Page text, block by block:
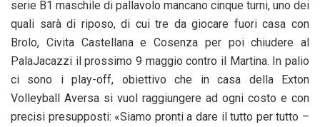
serie B1 maschile di pallavolo mancano cinque turni, uno dei
quali sarà di riposo, di cui tre da giocare fuori casa con
Brolo, Civita Castellana e Cosenza per poi chiudere al
PalaJacazzi il prossimo 9 maggio contro il Martina. In palio
ci sono i play-off, obiettivo che in casa della Exton
Volleyball Aversa si vuol raggiungere ad ogni costo e con
precisi presupposti: «Siamo pronti a dare il tutto per tutto –